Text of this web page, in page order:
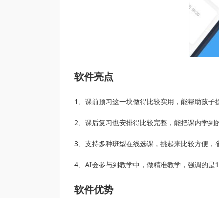
软件亮点
1、课前预习这一块做得比较实用，能帮助孩
2、课后复习也安排得比较完整，能把课内学
3、支持多种班型在线选课，挑起来比较方便，
4、AI会参与到教学中，做精准教学，强调的是
软件优势